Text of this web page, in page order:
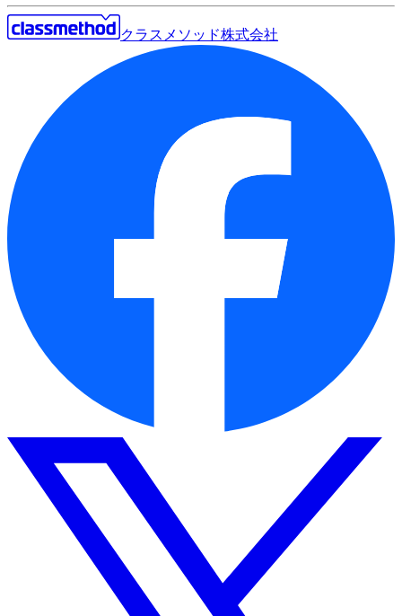
クラスメソッド株式会社